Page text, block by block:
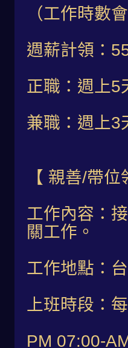
（工作時數
週薪計領：
正職：週上5
兼職：週上3
【 親善/帶
工作內容：
關工作。
工作地點：
上班時段：
PM 07:00-